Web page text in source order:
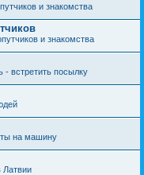
и знакомства
и знакомства
- встретить посылку
на машину
Латвии